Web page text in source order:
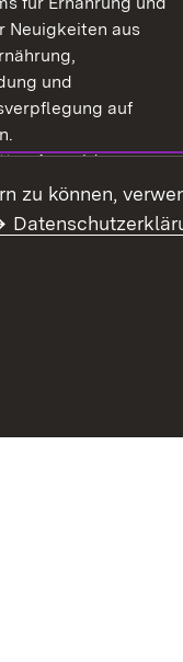
Neuigkeiten aus
und
auf
Anmeldung
zu können,